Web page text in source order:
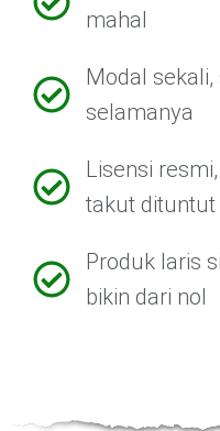
mahal
Modal
selamanya
Lisensi
takut dituntut
Produk laris
bikin dari nol